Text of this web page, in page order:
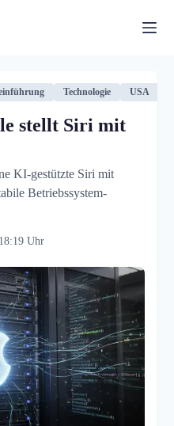
Technologie USA
stellt Siri mit
KI-gestützte Siri mit
Betriebssystem-
Uhr